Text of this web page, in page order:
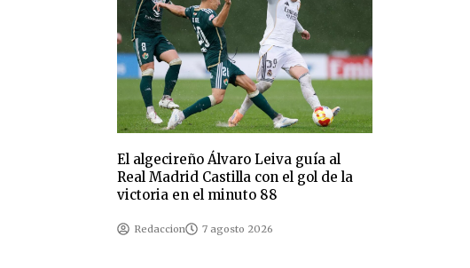
El algecireño Álvaro Leiva guía al
Real Madrid Castilla con el gol de la
victoria en el minuto 88
Redaccion 7 agosto 2026